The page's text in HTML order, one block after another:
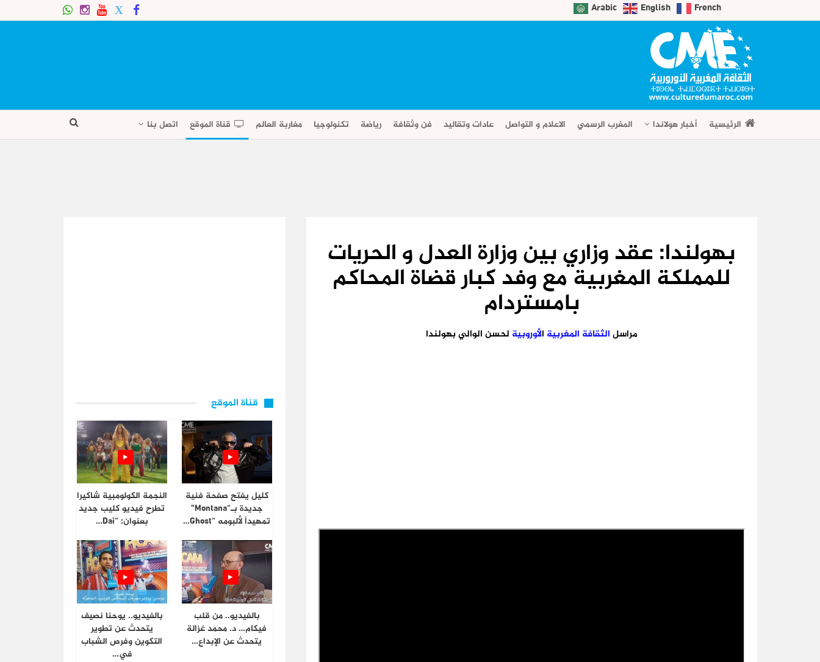
Arabic English French
الرئيسية أخبار هولاندا المغرب الرسمي الاعلام و التواصل عادات وتقاليد فن وثقافة رياضة تكنولوجيا مغاربة العالم قناة الموقع اتصل بنا
بهولندا: عقد وزاري بين وزارة العدل و الحريات
للمملكة المغربية مع وفد كبار قضاة المحاكم
بامستردام
مراسل الثقافة المغربية الأوروبية لحسن الوالي بهولندا
قناة الموقع
كليل يفتح صفحة فنية
جديدة بـ“Montana”
تمهيداً لألبومه “Ghost…
النجمة الكولومبية شاكيرا
تطرح فيديو كليب جديد
بعنوان: “Dai…
بالفيديو.. من قلب
فيكام… د. محمد غزالة
يتحدث عن الإبداع…
بالفيديو.. يوحنا نصيف
يتحدث عن تطوير
التكوين وفرص الشباب
في…